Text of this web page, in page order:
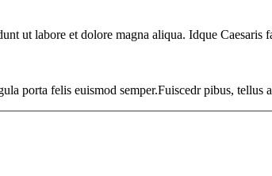
ut labore et dolore magna aliqua. Idque Caesaris
porta felis euismod semper.Fuiscedr pibus, tellus